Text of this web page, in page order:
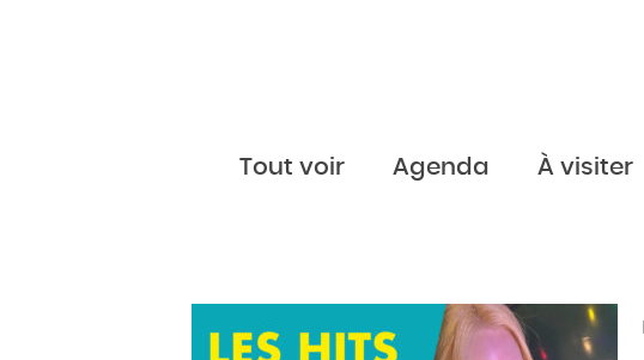
Tout voir Agenda À visiter